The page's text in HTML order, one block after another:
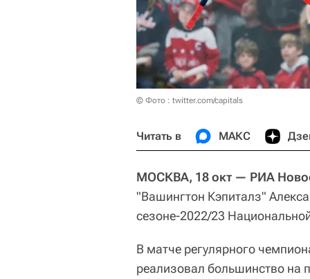
© Фото : twitter.com/capitals
Читать в МАКС
МОСКВА, 18 окт — РИА
"Вашингтон Кэпиталз"
сезоне-2022/23
В матче регулярного
реализовал большинство на